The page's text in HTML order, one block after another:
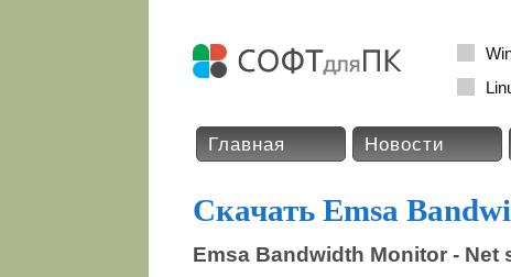
Главная Новости
Скачать Emsa
Emsa Bandwidth Monitor - Net